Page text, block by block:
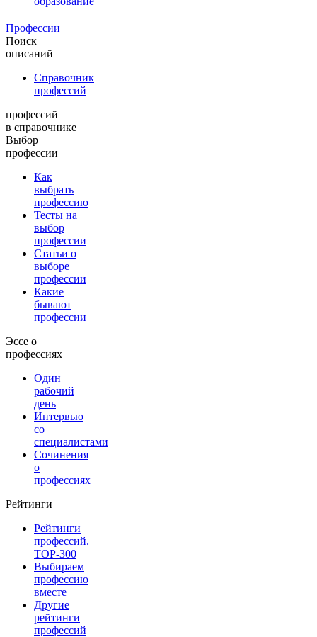
Профессии
Поиск
описаний
Справочник
профессий
профессий
в справочнике
Выбор
профессии
Как
выбрать
профессию
Тесты на
выбор
профессии
Статьи о
выборе
профессии
Какие
бывают
профессии
Эссе о
профессиях
Один
рабочий
день
Интервью
со
специалистами
Сочинения
о
профессиях
Рейтинги
Рейтинги
профессий.
TOP-300
Выбираем
профессию
вместе
Другие
рейтинги
профессий